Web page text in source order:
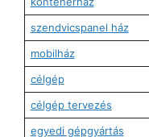
szendvicspanel ház
mobilház
célgép
célgép tervezés
egyedi gépgyártás